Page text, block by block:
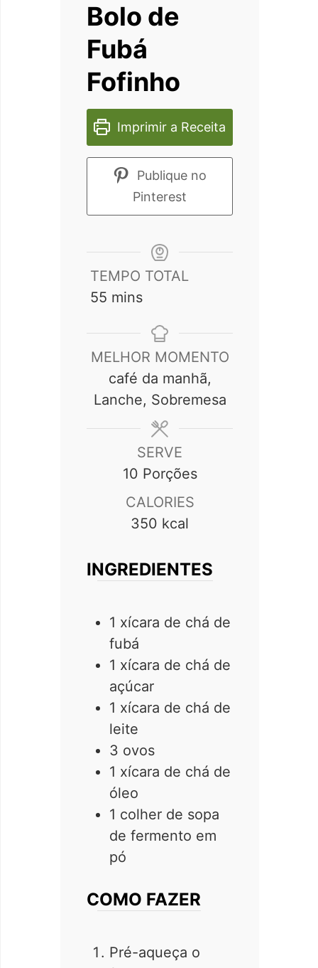
Bolo de
Fubá
Fofinho
Imprimir a Receita
Publique no
Pinterest
TEMPO TOTAL
55 minutes
mins
MELHOR MOMENTO
café da manhã,
Lanche, Sobremesa
SERVE
10 Porções
CALORIES
350 kcal
INGREDIENTES
1 xícara de chá de
fubá
1 xícara de chá de
açúcar
1 xícara de chá de
leite
3 ovos
1 xícara de chá de
óleo
1 colher de sopa
de fermento em
pó
COMO FAZER
Pré-aqueça o